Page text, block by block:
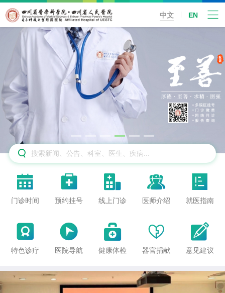
中文 EN


门诊时间

预约挂号

线上门诊

医师介绍

就医指南

特色诊疗

医院导航

健康体检

器官捐献

意见建议